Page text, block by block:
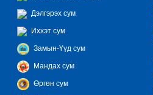
Дэлгэрэх сум
Иххэт сум
Замын-Үүд сум
Мандах сум
Өргөн сум